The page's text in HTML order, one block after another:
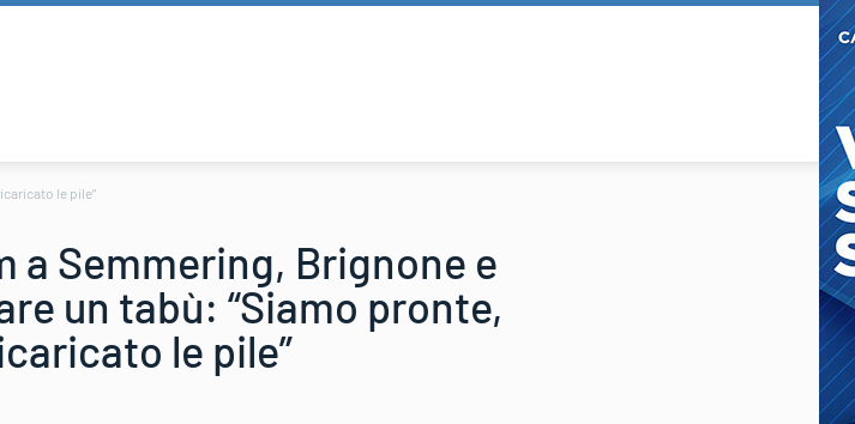
le pile”
a Semmering, Brignone e
un tabù: “Siamo pronte,
le pile”